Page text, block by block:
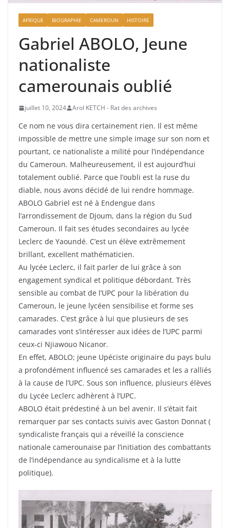
AFRIQUE BIOGRAPHIE CAMEROUN HISTOIRE
Gabriel ABOLO, Jeune
nationaliste
camerounais oublié
juillet 10, 2024 Arol KETCH - Rat des archives
Ce nom ne vous dira certainement rien. Il est même
impossible de mettre une simple image sur son nom et
pourtant, ce nationaliste a milité pour l’indépendance
du Cameroun. Malheureusement, il est aujourd’hui
totalement oublié. Parce que l’oubli est la ruse du
diable, nous avons décidé de lui rendre hommage.
ABOLO Gabriel est né à Endengue dans
l’arrondissement de Djoum, dans la région du Sud
Cameroun. Il fait ses études secondaires au lycée
Leclerc de Yaoundé. C’est un élève extrêmement
brillant, excellent mathématicien.
Au lycée Leclerc, il fait parler de lui grâce à son
engagement syndical et politique débordant. Très
sensible au combat de l’UPC pour la libération du
Cameroun, le jeune lycéen sensibilise et forme ses
camarades. C’est grâce à lui que plusieurs de ses
camarades vont s’intéresser aux idées de l’UPC parmi
ceux-ci Njiawouo Nicanor.
En effet, ABOLO; jeune Upéciste originaire du pays bulu
a profondément influencé ses camarades et les a ralliés
à la cause de l’UPC. Sous son influence, plusieurs élèves
du Lycée Leclerc adhèrent à l’UPC.
ABOLO était prédestiné à un bel avenir. Il s’était fait
remarquer par ses contacts suivis avec Gaston Donnat (
syndicaliste français qui a réveillé la conscience
nationale camerounaise par l’initiation des combattants
de l’indépendance au syndicalisme et à la lutte
politique).